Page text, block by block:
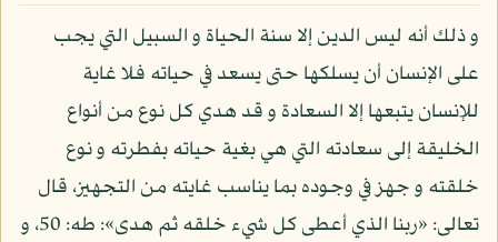
و ذلك أنه ليس الدين إلا سنة الحياة و السبيل التي يجب
على الإنسان أن يسلكها حتى يسعد في حياته فلا غاية
للإنسان يتبعها إلا السعادة و قد هدي كل نوع من أنواع
الخليقة إلى سعادته التي هي بغية حياته بفطرته و نوع
خلقته و جهز في وجوده بما يناسب غايته من التجهيز، قال
تعالى: «ربنا الذي أعطى كل شيء خلقه ثم هدى»: طه: 50، و